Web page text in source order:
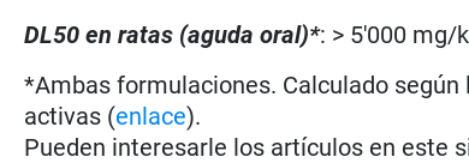
DL50 en ratas (aguda oral)*: > 5'000 mg/
*Ambas formulaciones. Calculado
activas (enlace).
Pueden interesarle los artículos en este